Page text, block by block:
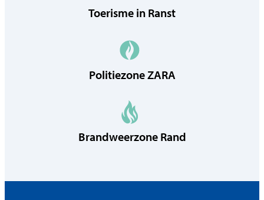
Toerisme in Ranst
Politiezone ZARA
Brandweerzone Rand